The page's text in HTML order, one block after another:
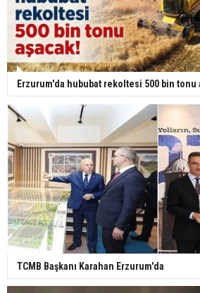
Erzurum'da hububat rekoltesi 500 bin tonu
TCMB Başkanı Karahan Erzurum'da